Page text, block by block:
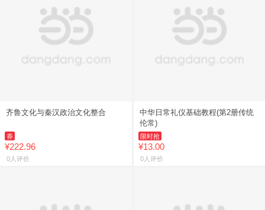
齐鲁文化与秦汉政治文化整合
券
¥222.96
0人评价
中华日常礼仪基础教程(第2册传统
伦常)
限时抢
¥13.00
0人评价